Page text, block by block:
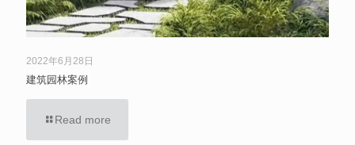
2022年6月28日
建筑园林案例
Read more